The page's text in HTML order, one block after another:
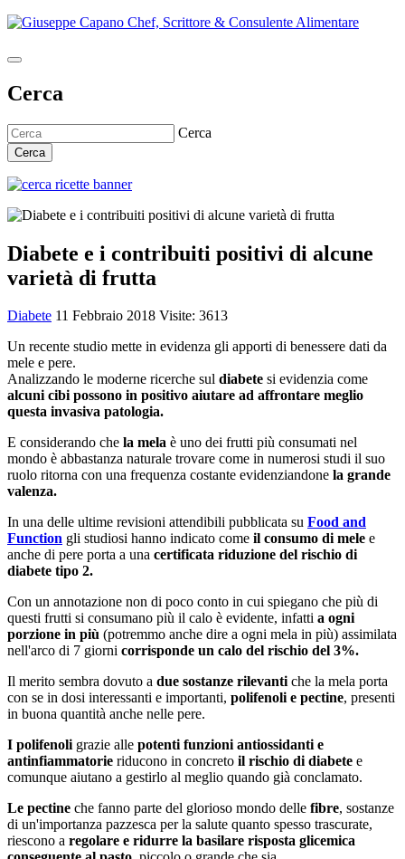
Cerca
Cerca
Cerca
Diabete e i contribuiti positivi di alcune
varietà di frutta
Diabete 11 Febbraio 2018 Visite: 3613
Un recente studio mette in evidenza gli apporti di benessere dati da
mele e pere.
Analizzando le moderne ricerche sul diabete si evidenzia come
alcuni cibi possono in positivo aiutare ad affrontare meglio
questa invasiva patologia.
E considerando che la mela è uno dei frutti più consumati nel
mondo è abbastanza naturale trovare come in numerosi studi il suo
ruolo ritorna con una frequenza costante evidenziandone la grande
valenza.
In una delle ultime revisioni attendibili pubblicata su Food and
Function gli studiosi hanno indicato come il consumo di mele e
anche di pere porta a una certificata riduzione del rischio di
diabete tipo 2.
Con un annotazione non di poco conto in cui spiegano che più di
questi frutti si consumano più il calo è evidente, infatti a ogni
porzione in più (potremmo anche dire a ogni mela in più) assimilata
nell'arco di 7 giorni corrisponde un calo del rischio del 3%.
Il merito sembra dovuto a due sostanze rilevantiche la mela porta
con se in dosi interessanti e importanti, polifenoli e pectine, presenti
in buona quantità anche nelle pere.
I polifenoligrazie alle potenti funzioni antiossidanti e
antinfiammatorie riducono in concreto il rischio di diabete e
comunque aiutano a gestirlo al meglio quando già conclamato.
Le pectine che fanno parte del glorioso mondo delle fibre, sostanze
di un'importanza pazzesca per la salute quanto spesso trascurate,
riescono a regolare e ridurre la basilare risposta glicemica